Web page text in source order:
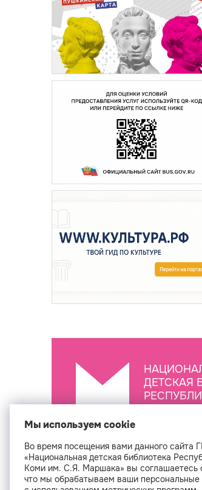
ДЕТСКАЯ
Мы используем cookie
Во время посещения вами данного сайта
«Национальная детская библиотека
Коми им. С.Я. Маршака» вы соглашаетесь
что мы обрабатываем ваши